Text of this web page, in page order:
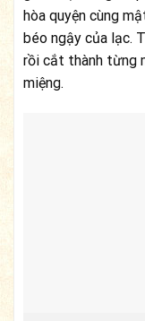
hòa quyện cùng
béo ngậy của lạc.
rồi cắt thành từng
miệng.